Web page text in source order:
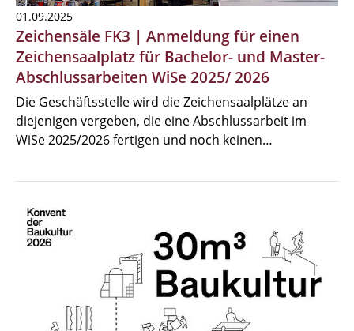
01.09.2025
Zeichensäle FK3 | Anmeldung für einen
Zeichensaalplatz für Bachelor- und Master-
Abschlussarbeiten WiSe 2025/ 2026
Die Geschäftsstelle wird die Zeichensaalplätze an
diejenigen vergeben, die eine Abschlussarbeit im
WiSe 2025/2026 fertigen und noch keinen…